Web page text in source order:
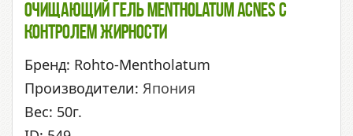
Очищающий Гель Mentholatum Acnes С
Контролем Жирности
Бренд: Rohto-Mentholatum
Производители: Япония
Вес: 50г.